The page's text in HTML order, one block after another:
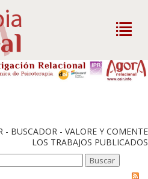
- BUSCADOR - VALORE Y COMENTE
LOS TRABAJOS PUBLICADOS